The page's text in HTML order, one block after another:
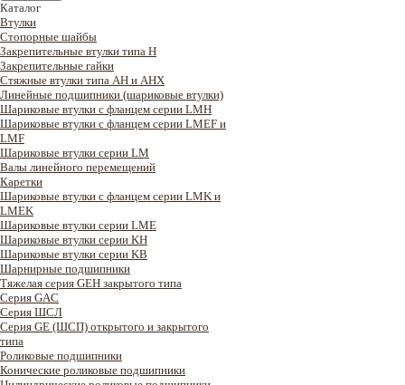
Каталог
Втулки
Стопорные шайбы
Закрепительные втулки типа H
Закрепительные гайки
Стяжные втулки типа AH и AHX
Линейные подшипники (шариковые втулки)
Шариковые втулки с фланцем серии LMH
Шариковые втулки с фланцем серии LMEF и
LMF
Шариковые втулки серии LM
Валы линейного перемещений
Каретки
Шариковые втулки с фланцем серии LMK и
LMEK
Шариковые втулки серии LME
Шариковые втулки серии KH
Шариковые втулки серии KB
Шарнирные подшипники
Тяжелая серия GEH закрытого типа
Серия GAC
Cерия ШСЛ
Серия GE (ШСП) открытого и закрытого
типа
Роликовые подшипники
Конические роликовые подшипники